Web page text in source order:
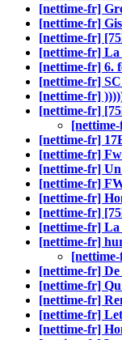
[nettime-fr]
[nettime-fr]
[nettime-fr]
[nettime-fr] La
[nettime-fr] 6.
[nettime-fr]
[nettime-fr]
[nettime-fr]
[nettime-fr]
[nettime-fr]
[nettime-fr]
[nettime-fr]
[nettime-fr]
[nettime-fr]
[nettime-fr] La
[nettime-fr]
[nettime-fr]
[nettime-fr]
[nettime-fr]
[nettime-fr]
[nettime-fr]